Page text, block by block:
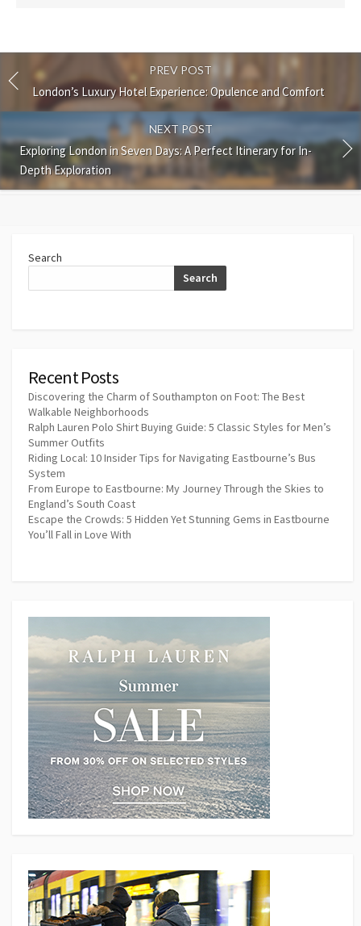
PREV POST
London’s Luxury Hotel Experience: Opulence and Comfort
NEXT POST
Exploring London in Seven Days: A Perfect Itinerary for In-
Depth Exploration
Search
Search
Recent Posts
Discovering the Charm of Southampton on Foot: The Best
Walkable Neighborhoods
Ralph Lauren Polo Shirt Buying Guide: 5 Classic Styles for Men’s
Summer Outfits
Riding Local: 10 Insider Tips for Navigating Eastbourne’s Bus
System
From Europe to Eastbourne: My Journey Through the Skies to
England’s South Coast
Escape the Crowds: 5 Hidden Yet Stunning Gems in Eastbourne
You’ll Fall in Love With